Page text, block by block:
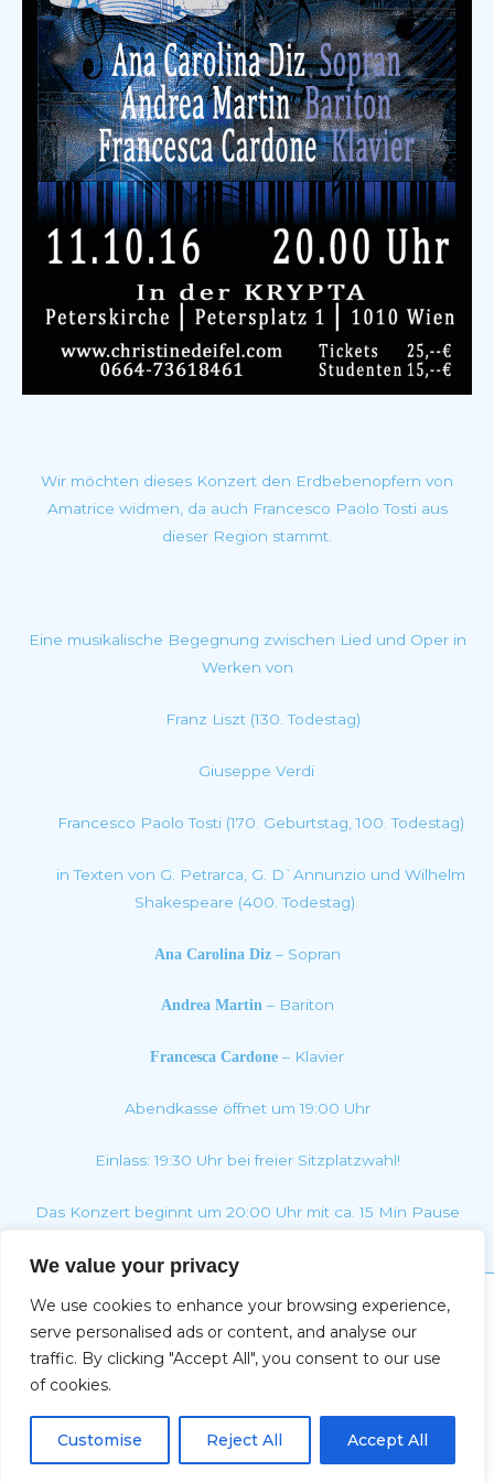
We value your privacy
We use cookies to enhance your browsing experience,
serve personalised ads or content, and analyse our
traffic. By clicking "Accept All", you consent to our use
of cookies.
Customise Reject All Accept All
Wir möchten dieses Konzert den Erdbebenopfern von
Amatrice widmen, da auch Francesco Paolo Tosti aus
dieser Region stammt.
Eine musikalische Begegnung zwischen Lied und Oper in
Werken von
Franz Liszt (130. Todestag)
Giuseppe Verdi
Francesco Paolo Tosti (170. Geburtstag, 100. Todestag)
in Texten von G. Petrarca, G. D`Annunzio und Wilhelm
Shakespeare (400. Todestag)
Ana Carolina Diz– Sopran
Andrea Martin– Bariton
Francesca Cardone – Klavier
Abendkasse öffnet um 19:00 Uhr
Einlass: 19:30 Uhr bei freier Sitzplatzwahl!
Das Konzert beginnt um 20:00 Uhr mit ca. 15 Min Pause
Impressum
Katzenberger-Spacal
DE